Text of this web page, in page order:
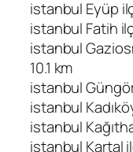
istanbul Eyüp
istanbul Fatih
istanbul
10.1 km
istanbul
istanbul
istanbul
istanbul Kartal